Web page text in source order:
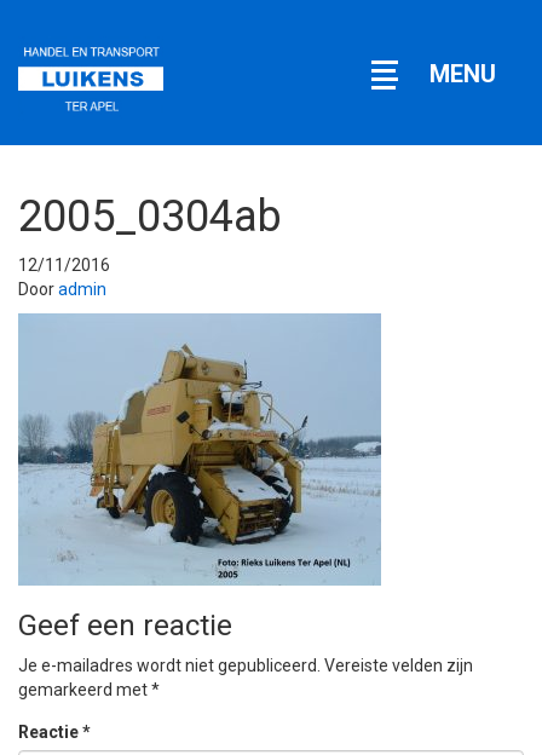
Open
MENU
2005_0304ab
12/11/2016
Dooradmin
Geef een reactie
Je e-mailadres wordt niet gepubliceerd. Vereiste velden zijn
gemarkeerd met*
Reactie*